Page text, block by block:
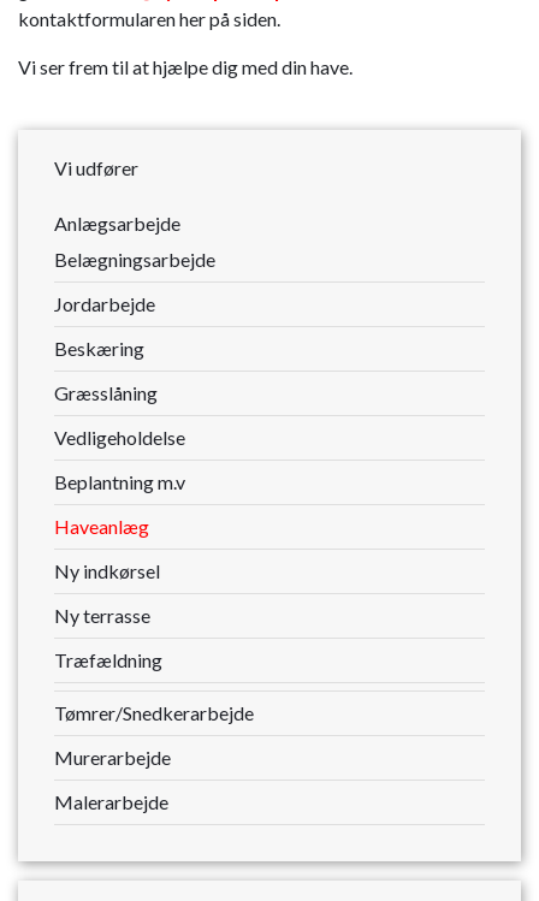
kontaktformularen her på siden.
Vi ser frem til at hjælpe dig med din have.
Vi udfører
Anlægsarbejde
Belægningsarbejde
Jordarbejde
Beskæring
Græsslåning
Vedligeholdelse
Beplantning m.v
Haveanlæg
Ny indkørsel
Ny terrasse
Træfældning
Tømrer/Snedkerarbejde
Murerarbejde
Malerarbejde